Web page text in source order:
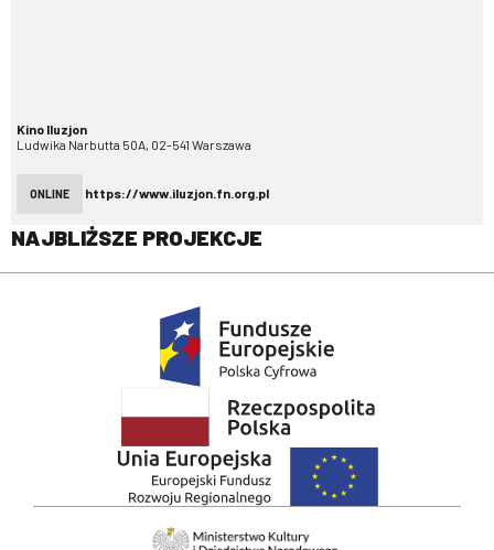
Kino Iluzjon
Ludwika Narbutta 50A, 02-541 Warszawa
ONLINE https://www.iluzjon.fn.org.pl
NAJBLIŻSZE PROJEKCJE